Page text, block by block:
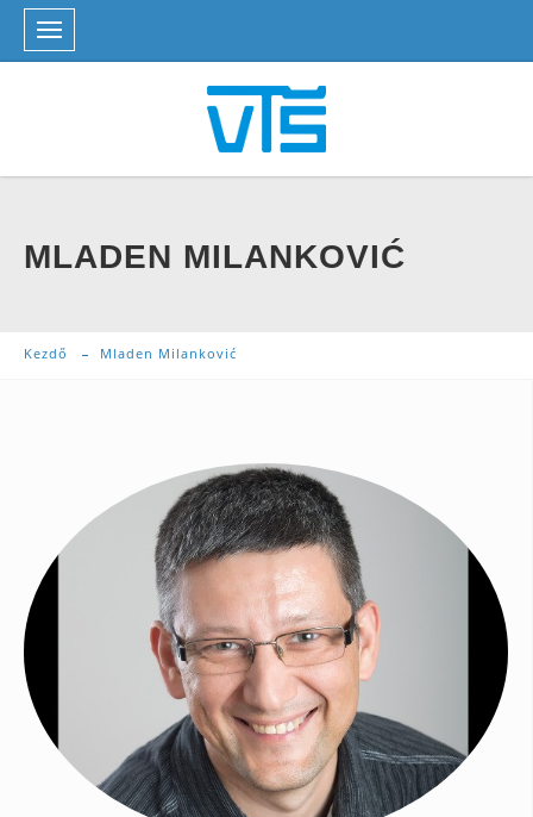
MLADEN MILANKOVIĆ
Kezdő Mladen Milanković